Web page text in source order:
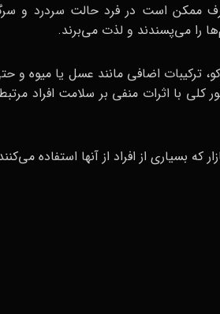
ممکن است در فرد حالت سردرد و
را می‌پسندند و لذت می‌برند.
ترکیبات اضافی مانند عسل یا میوه
کلی با اثرات منفی بر سلامت افراد
بسیاری از افراد از آنها استفاده می‌کنند